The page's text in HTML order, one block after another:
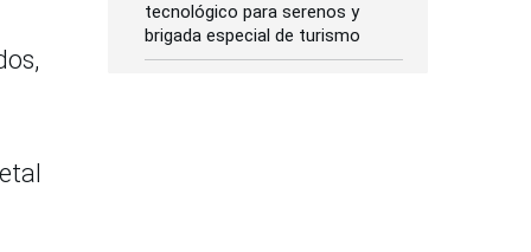
tecnológico para serenos y
brigada especial de turismo